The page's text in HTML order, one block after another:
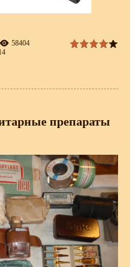
58404
препараты